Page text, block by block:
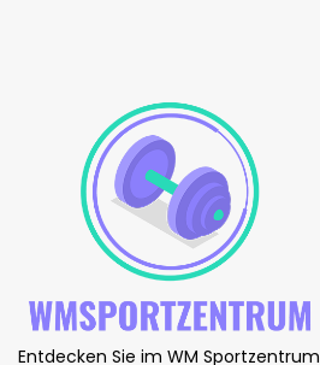
Entdecken Sie im WM Sportzentrum